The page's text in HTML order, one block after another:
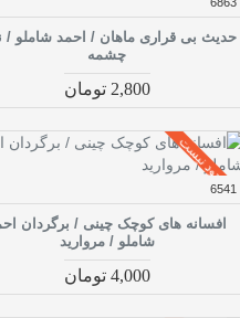
حدیث بی قراری ماهان / احمد شاملو /
چشمه
2,800 تومان
موجود نیست
6541
افسانه های کوچک چینی / برگردان
شاملو / مروارید
4,000 تومان